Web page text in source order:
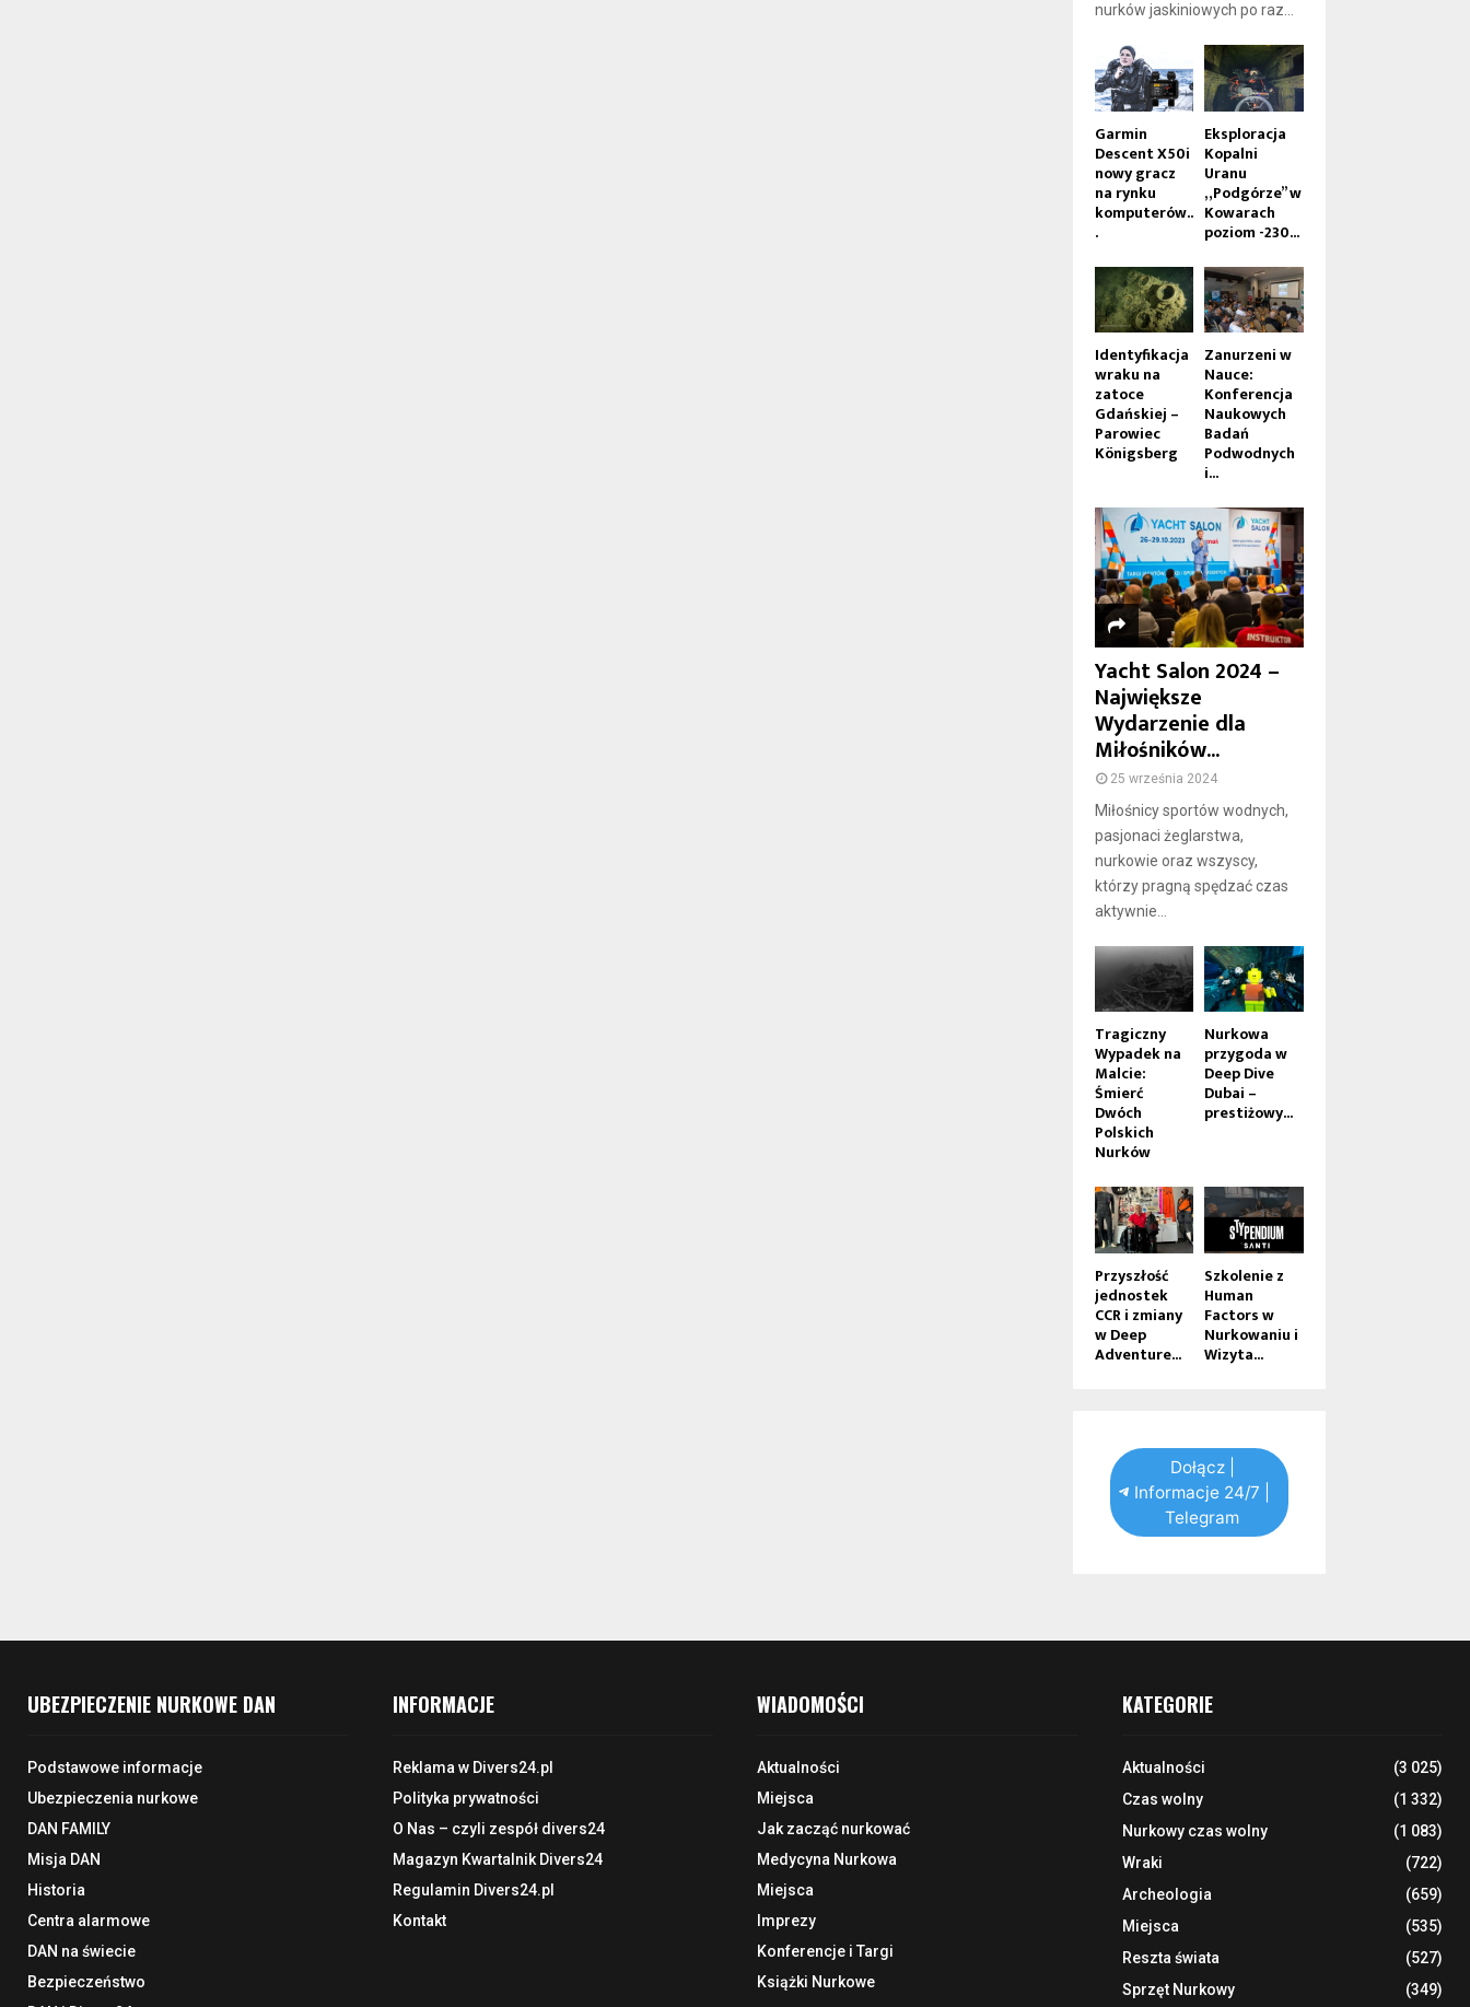
nurków jaskiniowych po raz...
Garmin
Descent X50i
nowy gracz
na rynku
komputerów..
.
Eksploracja
Kopalni
Uranu
„Podgórze” w
Kowarach
poziom -230...
Identyfikacja
wraku na
zatoce
Gdańskiej –
Parowiec
Königsberg
Zanurzeni w
Nauce:
Konferencja
Naukowych
Badań
Podwodnych
i...
Yacht Salon 2024 –
Największe
Wydarzenie dla
Miłośników...
25 września 2024
Miłośnicy sportów wodnych,
pasjonaci żeglarstwa,
nurkowie oraz wszyscy,
którzy pragną spędzać czas
aktywnie...
Tragiczny
Wypadek na
Malcie:
Śmierć
Dwóch
Polskich
Nurków
Nurkowa
przygoda w
Deep Dive
Dubai –
prestiżowy...
Przyszłość
jednostek
CCR i zmiany
w Deep
Adventure...
Szkolenie z
Human
Factors w
Nurkowaniu i
Wizyta...
Dołącz |
Informacje 24/7 |
Telegram
UBEZPIECZENIE NURKOWE DAN
Podstawowe informacje
Ubezpieczenia nurkowe
DAN FAMILY
Misja DAN
Historia
Centra alarmowe
DAN na świecie
Bezpieczeństwo
INFORMACJE
Reklama w Divers24.pl
Polityka prywatności
O Nas – czyli zespół divers24
Magazyn Kwartalnik Divers24
Regulamin Divers24.pl
Kontakt
WIADOMOŚCI
Aktualności
Miejsca
Jak zacząć nurkować
Medycyna Nurkowa
Miejsca
Imprezy
Konferencje i Targi
Książki Nurkowe
KATEGORIE
Aktualności
(3 025)
Czas wolny
(1 332)
Nurkowy czas wolny
(1 083)
Wraki
(722)
Archeologia
(659)
Miejsca
(535)
Reszta świata
(527)
Sprzęt Nurkowy
(349)